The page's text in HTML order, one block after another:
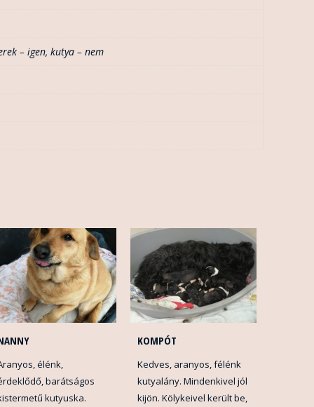
– igen, kutya – nem
élénk,
barátságos
kutyuska.
KOMPÓT
Kedves, aranyos, félénk
kutyalány. Mindenkivel jól
kijön. Kölykeivel került be,